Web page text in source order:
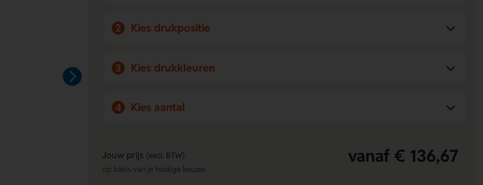
2 Kies drukpositie
3 Kies drukkleuren
4 Kies aantal
Jouw prijs (excl. BTW) vanaf € 136,67
op basis van je huidige keuzes